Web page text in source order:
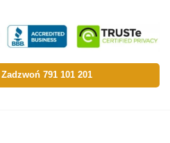
791 101 201